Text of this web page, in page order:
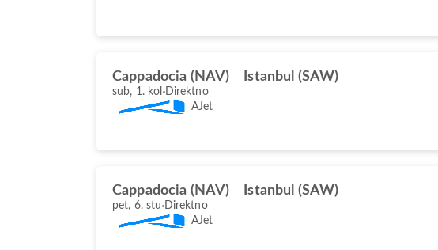
Cappadocia (NAV) Istanbul (SAW)
sub, 1. kol Direktno
AJet
Cappadocia (NAV) Istanbul (SAW)
pet, 6. stu Direktno
AJet